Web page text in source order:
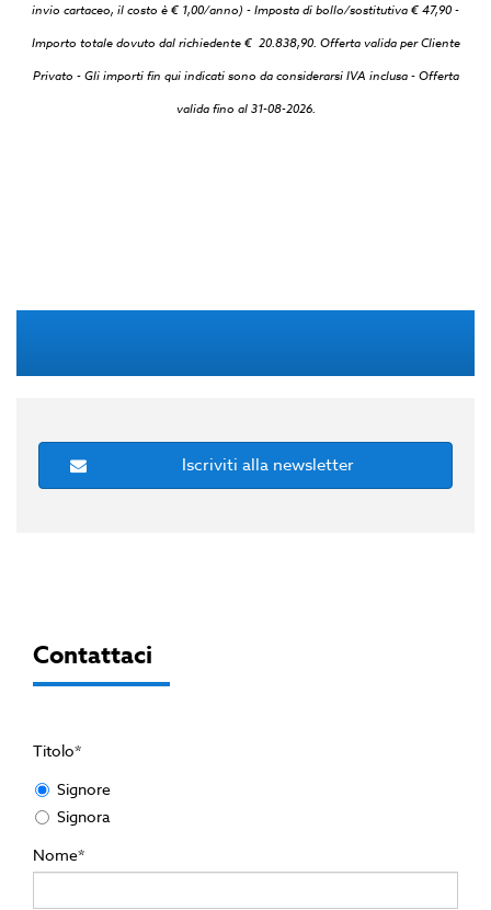
invio cartaceo, il costo è € 1,00/anno) - Imposta di bollo/sostitutiva € 47,90 -
Importo totale dovuto dal richiedente € 20.838,90. Offerta valida per Cliente
Privato - Gli importi fin qui indicati sono da considerarsi IVA inclusa - Offerta
valida fino al 31-08-2026.
Iscriviti alla newsletter
Contattaci
Titolo*
Signore
Signora
Nome*